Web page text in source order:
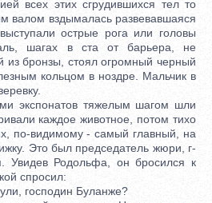
всех этих сгрудившихся тел то
валом вздымалась развевавшаяся
острые рога или головы
шагах в ста от барьера, не
из бронзы, стоял огромный черный
кольцом в ноздре. Мальчик в
тяжелым шагом шли
каждое животное, потом тихо
по-видимому - самый главный, на
Это был председатель жюри, г-
Увидев Родольфа, он бросился к
спросил:
господин Буланже?